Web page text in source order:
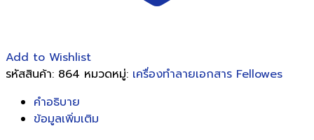
Add to Wishlist
รหัสสินค้า: 864 หมวดหมู่: เครื่องทำลายเอกสาร Fellowes
คำอธิบาย
ข้อมูลเพิ่มเติม